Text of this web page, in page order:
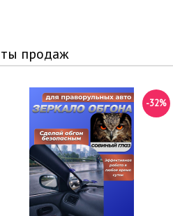
продаж
-32%